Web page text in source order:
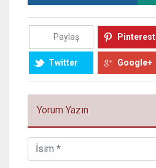
Paylaş Pinterest
Twitter Google+
Yorum Yazın